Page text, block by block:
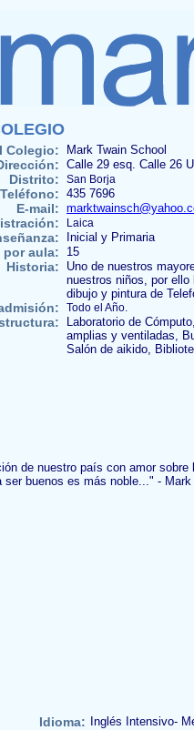
Colegio: Mark Twain School
Calle 29 esq. Calle 26
Distrito: San Borja
Teléfono: 435 7696
E-mail:
Laica
Inicial y Primaria
por aula: 15
Historia:
Uno de nuestros
nuestros niños, por ello
dibujo y pintura de
Todo el Año.
Laboratorio de
amplias y ventiladas,
Salón de aikido,
de nuestro país con amor
ser buenos es más noble..." - Mark
Idioma:
Inglés Intensivo-